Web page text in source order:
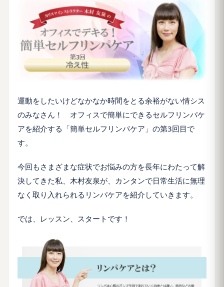
運動をしたいけどなかなか時間をとる余裕がない情シス
のみなさん！ オフィスで簡単にできるセルフリンパケ
アを紹介する「簡単セルフリンパケア」の第3回目で
す。
今回もさまざまな症状でお悩みの方を長年にわたって解
決してきた私、木村友泉が、カンタンで日常生活に無理
なく取り入れられるリンパケアを紹介していきます。
では、レッスン、スタートです！